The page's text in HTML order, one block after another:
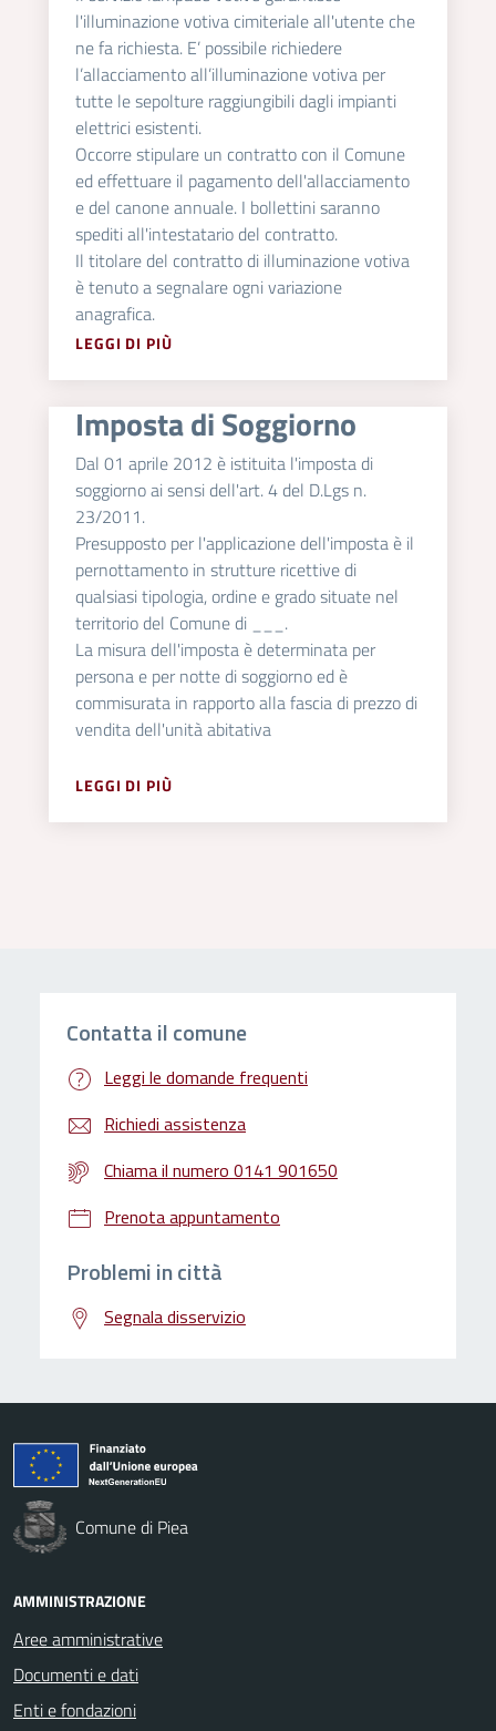
l'illuminazione votiva cimiteriale all'utente che
ne fa richiesta. E’ possibile richiedere
l’allacciamento all’illuminazione votiva per
tutte le sepolture raggiungibili dagli impianti
elettrici esistenti.
Occorre stipulare un contratto con il Comune
ed effettuare il pagamento dell'allacciamento
e del canone annuale. I bollettini saranno
spediti all'intestatario del contratto.
Il titolare del contratto di illuminazione votiva
è tenuto a segnalare ogni variazione
anagrafica.
LEGGI DI PIÙ
Imposta di Soggiorno
Dal 01 aprile 2012 è istituita l'imposta di
soggiorno ai sensi dell'art. 4 del D.Lgs n.
23/2011.
Presupposto per l'applicazione dell'imposta è il
pernottamento in strutture ricettive di
qualsiasi tipologia, ordine e grado situate nel
territorio del Comune di ___.
La misura dell'imposta è determinata per
persona e per notte di soggiorno ed è
commisurata in rapporto alla fascia di prezzo di
vendita dell'unità abitativa
LEGGI DI PIÙ
Contatta il comune
Leggi le domande frequenti
Richiedi assistenza
Chiama il numero 0141 901650
Prenota appuntamento
Problemi in città
Segnala disservizio
Comune di Piea
AMMINISTRAZIONE
Aree amministrative
Documenti e dati
Enti e fondazioni